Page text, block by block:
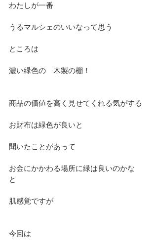
わたしが一番
うるマルシェのいいなって思う
ところは
濃い緑色の　木製の棚！
商品の価値を高く見せてくれる気がする
お財布は緑色が良いと
聞いたことがあって
お金にかかわる場所に緑は良いのかな
と
肌感覚ですが
今回は